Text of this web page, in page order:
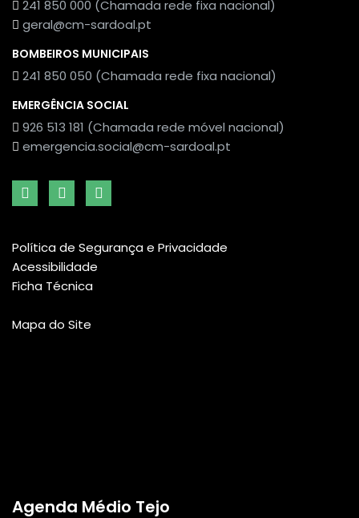
241 850 000 (Chamada rede fixa nacional)
geral@cm-sardoal.pt
BOMBEIROS MUNICIPAIS
241 850 050 (Chamada rede fixa nacional)
EMERGÊNCIA SOCIAL
926 513 181 (Chamada rede móvel nacional)
emergencia.social@cm-sardoal.pt
Política de Segurança e Privacidade
Acessibilidade
Ficha Técnica
Mapa do Site
Agenda Médio Tejo